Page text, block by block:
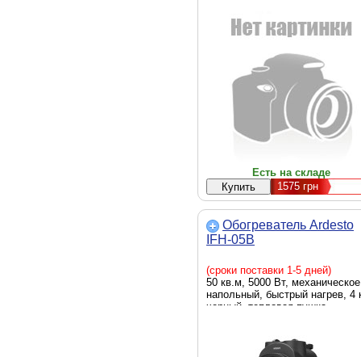
Есть на складе
1575 грн
Обогреватель Ardesto
IFH-05B
(сроки поставки 1-5 дней)
50 кв.м, 5000 Вт,
напольный, быстрый нагрев, 4
черный, тепловая пушка